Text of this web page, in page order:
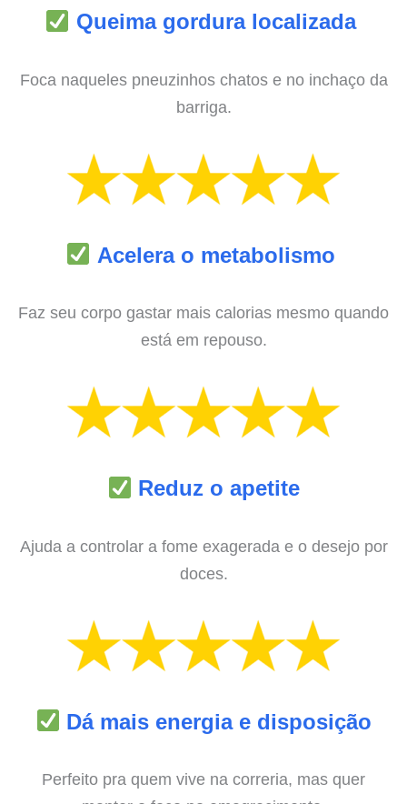
Queima gordura localizada
Foca naqueles pneuzinhos chatos e no inchaço da
barriga.
Acelera o metabolismo
Faz seu corpo gastar mais calorias mesmo quando
está em repouso.
Reduz o apetite
Ajuda a controlar a fome exagerada e o desejo por
doces.
Dá mais energia e disposição
Perfeito pra quem vive na correria, mas quer